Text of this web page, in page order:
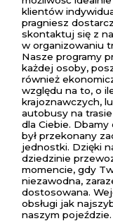
klientów
pragniesz
skontaktuj się z
w organizowaniu
Nasze programy
każdej osoby,
również
względu na to, o
krajoznawczych,
autobusy na
dla Ciebie.
był przekonany
jednostki. Dzięki
dziedzinie
momencie, gdy
niezawodna,
dostosowana.
obsługi jak
naszym pojeździe.